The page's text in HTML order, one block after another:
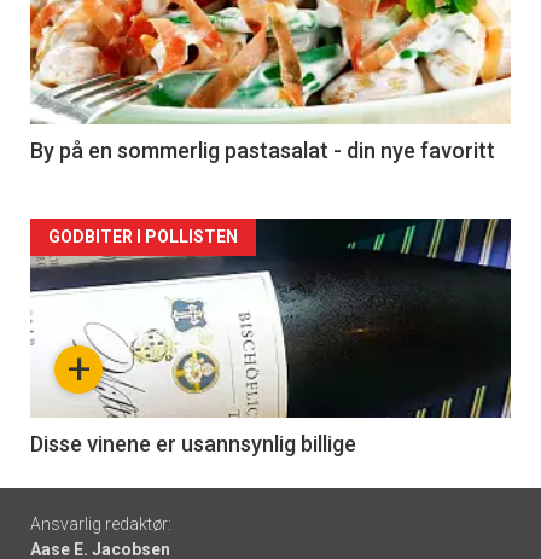
nå
-
5
By på en sommerlig pastasalat - din nye favoritt
Forsiden
akkurat
nå
6
+
GODBITER I POLLISTEN
Disse vinene er usannsynlig billige
Footer
Ansvarlig redaktør:
Aase E. Jacobsen